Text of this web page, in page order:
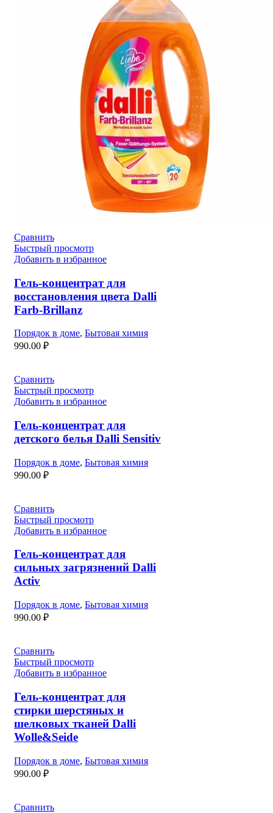
Сравнить
Быстрый просмотр
Добавить в избранное
Гель-концентрат для
восстановления цвета Dalli
Farb-Brillanz
Порядок в доме, Бытовая химия
990.00 ₽
Сравнить
Быстрый просмотр
Добавить в избранное
Гель-концентрат для
детского белья Dalli Sensitiv
Порядок в доме, Бытовая химия
990.00 ₽
Сравнить
Быстрый просмотр
Добавить в избранное
Гель-концентрат для
сильных загрязнений Dalli
Activ
Порядок в доме, Бытовая химия
990.00 ₽
Сравнить
Быстрый просмотр
Добавить в избранное
Гель-концентрат для
стирки шерстяных и
шелковых тканей Dalli
Wolle&Seide
Порядок в доме, Бытовая химия
990.00 ₽
Сравнить